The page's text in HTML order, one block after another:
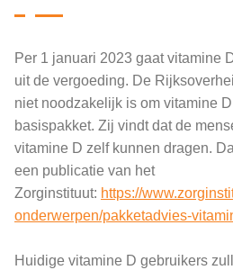
Per 1 januari 2023 gaat vitamine
uit de vergoeding. De
niet noodzakelijk is om vitamine
basispakket. Zij vindt dat de
vitamine D zelf kunnen dragen.
een publicatie van het
Zorginstituut: https://
onderwerpen/pakketadvies-
Huidige vitamine D gebruikers